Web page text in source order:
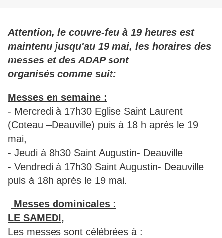
Attention, le couvre-feu à 19 heures est
maintenu jusqu'au 19 mai, les horaires des
messes et des ADAP sont
organisés comme suit:
Messes en semaine :
- Mercredi à 17h30 Eglise Saint Laurent
(Coteau –Deauville) puis à 18 h après le 19
mai,
- Jeudi à 8h30 Saint Augustin- Deauville
- Vendredi à 17h30 Saint Augustin- Deauville
puis à 18h après le 19 mai.
Messes dominicales :
LE SAMEDI,
Les messes sont célébrées à :